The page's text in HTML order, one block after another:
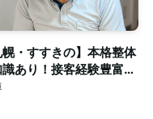
幌・すすきの】本格整体
あり！接客経験豊富な
トレ男子によるゲイマ